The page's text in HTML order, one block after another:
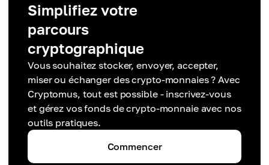
Simplifiez votre
parcours
cryptographique
Vous souhaitez stocker, envoyer, accepter,
miser ou échanger des crypto-monnaies ? Avec
Cryptomus, tout est possible - inscrivez-vous
et gérez vos fonds de crypto-monnaie avec nos
outils pratiques.
Commencer